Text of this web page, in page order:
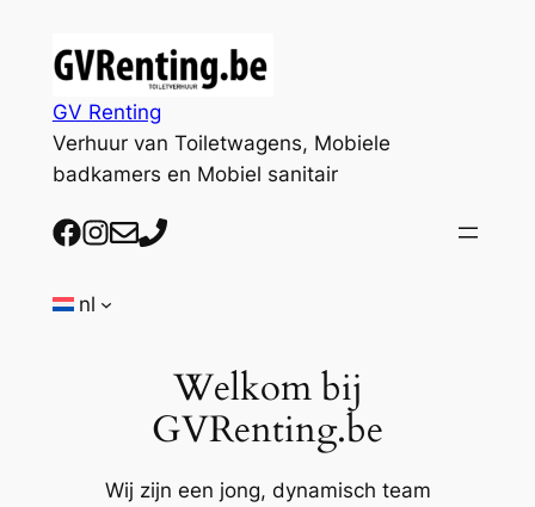
inhoudGV Renting
Verhuur van Toiletwagens, Mobiele
badkamers en Mobiel sanitair
Facebook
Instagram
MailTelefoon
nl
Welkom bij
GVRenting.be
Wij zijn een jong, dynamisch team